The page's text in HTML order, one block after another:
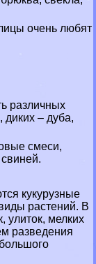
очень любят
различных
диких – дуба,
смеси,
кукурузные
растений. В
улиток, мелких
разведения